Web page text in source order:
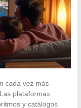
cada vez más
plataformas
y catálogos